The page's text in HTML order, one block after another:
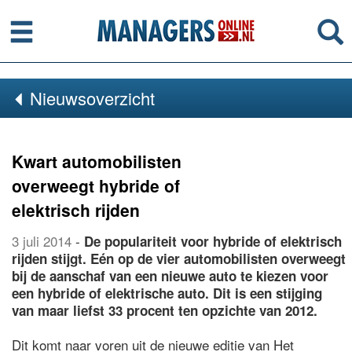
Menu
Nieuwsoverzicht
Kwart automobilisten
overweegt hybride of
elektrisch rijden
3 juli 2014 - De populariteit voor hybride of elektrisch
rijden stijgt. Eén op de vier automobilisten overweegt
bij de aanschaf van een nieuwe auto te kiezen voor
een hybride of elektrische auto. Dit is een stijging
van maar liefst 33 procent ten opzichte van 2012.
Dit komt naar voren uit de nieuwe editie van Het